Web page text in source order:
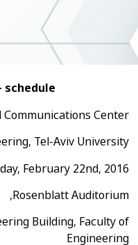
schedule
Communications Center
Tel-Aviv University
February 22nd, 2016
Rosenblatt Auditorium,
Building, Faculty of
Engineering